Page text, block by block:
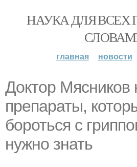
НАУКА ДЛЯ
главная новости
Доктор Мясников
препараты,
бороться с
нужно знать